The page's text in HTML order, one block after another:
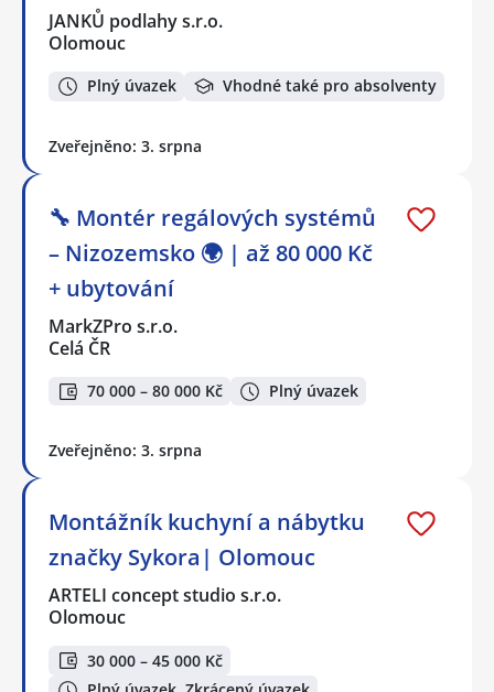
JANKŮ podlahy s.r.o.
Olomouc
Plný úvazek Vhodné také pro absolventy
Zveřejněno: 3. srpna
🔧 Montér regálových systémů
– Nizozemsko 🌍 | až 80 000 Kč
+ ubytování
MarkZPro s.r.o.
Celá ČR
70 000 – 80 000 Kč Plný úvazek
Zveřejněno: 3. srpna
Montážník kuchyní a nábytku
značky Sykora| Olomouc
ARTELI concept studio s.r.o.
Olomouc
30 000 – 45 000 Kč